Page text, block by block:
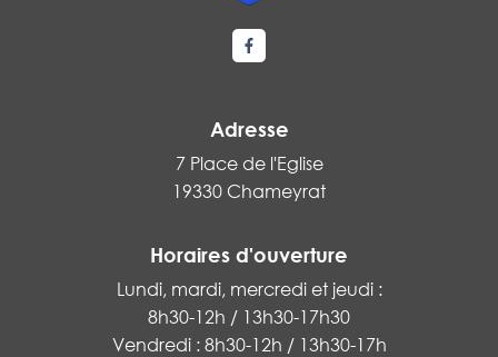
Lien vers le compte Facebook
Adresse
7 Place de l'Eglise
19330 Chameyrat
Horaires d'ouverture
Lundi, mardi, mercredi et jeudi :
8h30-12h / 13h30-17h30
Vendredi : 8h30-12h / 13h30-17h